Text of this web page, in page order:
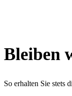
Bleiben
So erhalten Sie stets